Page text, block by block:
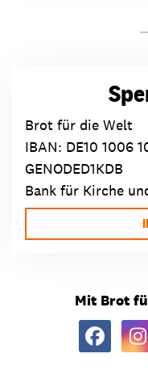
Brot für die Welt
IBAN: DE10 1006
GENODED1KDB
Bank für Kirche
Mit Brot